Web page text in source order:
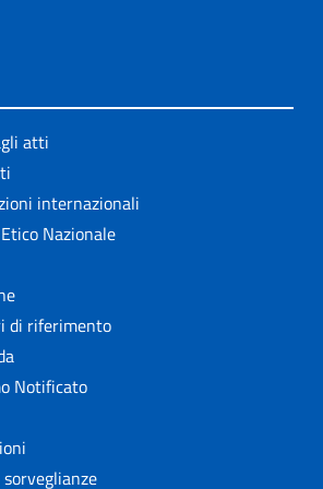
atti
internazionali
Nazionale
di riferimento
Notificato